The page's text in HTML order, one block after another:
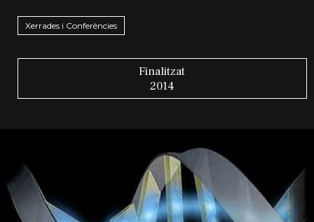
Xerrades i Conferències
Finalitzat
2014